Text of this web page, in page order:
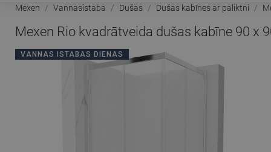
Mexen Vannasistaba Dušas Dušas kabīnes ar paliktni
Mexen Rio kvadrātveida dušas kabīne 90 x
VANNAS ISTABAS DIENAS